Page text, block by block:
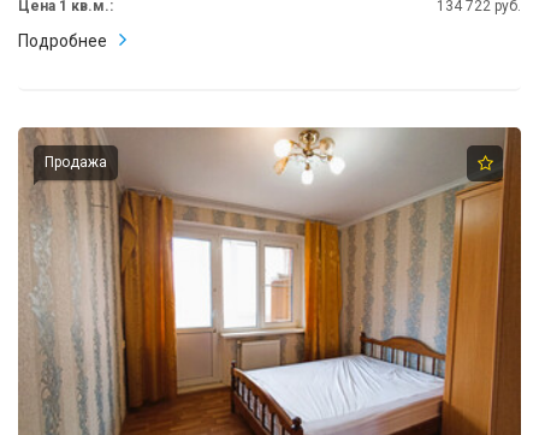
Цена 1 кв.м.:
134 722 руб.
Подробнее
Продажа